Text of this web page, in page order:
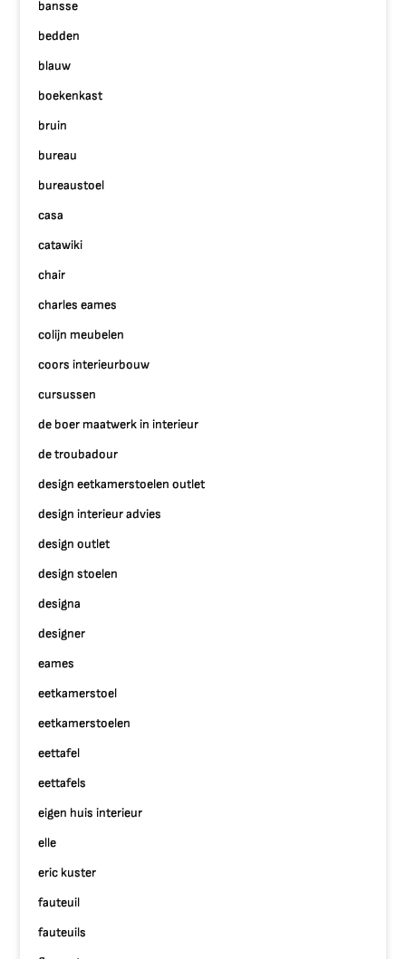
bansse
bedden
blauw
boekenkast
bruin
bureau
bureaustoel
casa
catawiki
chair
charles eames
colijn meubelen
coors interieurbouw
cursussen
de boer maatwerk in interieur
de troubadour
design eetkamerstoelen outlet
design interieur advies
design outlet
design stoelen
designa
designer
eames
eetkamerstoel
eetkamerstoelen
eettafel
eettafels
eigen huis interieur
elle
eric kuster
fauteuil
fauteuils